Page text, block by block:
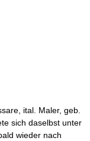
ital. Maler, geb.
sich daselbst unter
wieder nach